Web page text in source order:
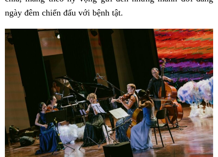
ngày đêm chiến đấu với bệnh tật.